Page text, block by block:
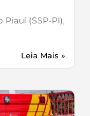
Piauí (SSP-PI),
Leia Mais »